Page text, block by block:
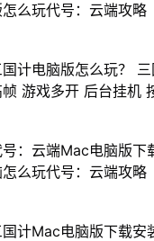
怎么玩代号：云端攻略
国计电脑版怎么玩？
帧 游戏多开 后台挂机
号：云端Mac电脑版下
怎么玩代号：云端攻略
国计Mac电脑版下载安